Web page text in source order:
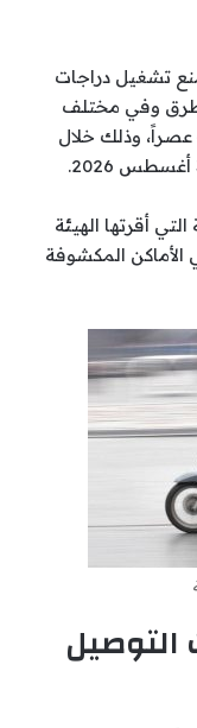
تشغيل دراجات
وفي مختلف
مناطق البلاد من الساعة 11 صباحاً حتى 4 عصراً، وذلك خلال
أقرتها الهيئة
الأماكن المكشوفة
التوصيل